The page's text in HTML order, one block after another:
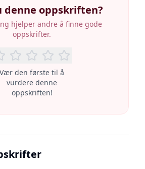
denne oppskriften?
hjelper andre å finne gode
oppskrifter.
Vær den første til å
vurdere denne
oppskriften!